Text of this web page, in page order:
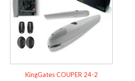
KingGates COUPER 24-2